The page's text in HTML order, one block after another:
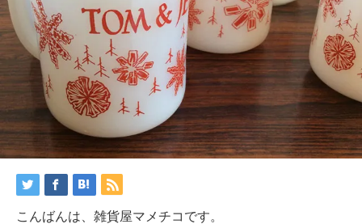
こんばんは、雑貨屋マメチコです。